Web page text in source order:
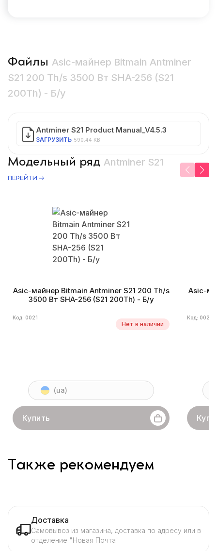
Файлы Asic-майнер Bitmain Antminer
S21 200 Th/s 3500 Вт SHA-256 (S21
200Th) - Б/у
Antminer S21 Product Manual_V4.5.3
ЗАГРУЗИТЬ 590.44 KB
Модельный ряд Antminer S21
ПЕРЕЙТИ
Asic-майнер Bitmain Antminer S21 200 Th/s
3500 Вт SHA-256 (S21 200Th) - Б/у
Код: 0021
Нет в наличии
(ua)
Купить
Asic-
Код: 0028
Также рекомендуем
Доставка
Самовывоз из магазина, доставка по адресу или в
отделение "Новая Почта"